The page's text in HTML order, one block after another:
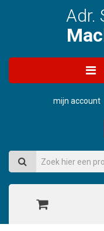
Adr.
mijn account